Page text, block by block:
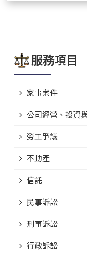
服務項目
家事案件
公司經營、投資
勞工爭議
不動產
信託
民事訴訟
刑事訴訟
行政訴訟